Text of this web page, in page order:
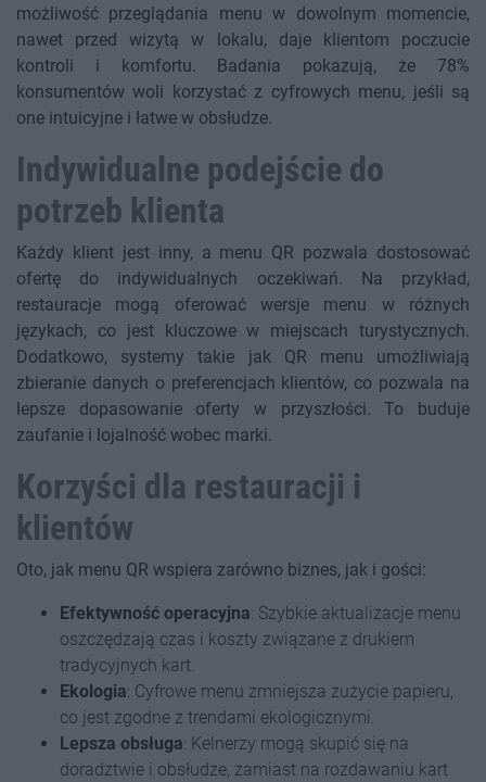
możliwość przeglądania menu w dowolnym momencie,
nawet przed wizytą w lokalu, daje klientom poczucie
kontroli i komfortu. Badania pokazują, że 78%
konsumentów woli korzystać z cyfrowych menu, jeśli są
one intuicyjne i łatwe w obsłudze.
Indywidualne podejście do
potrzeb klienta
Każdy klient jest inny, a menu QR pozwala dostosować
ofertę do indywidualnych oczekiwań. Na przykład,
restauracje mogą oferować wersje menu w różnych
językach, co jest kluczowe w miejscach turystycznych.
Dodatkowo, systemy takie jak QR menu umożliwiają
zbieranie danych o preferencjach klientów, co pozwala na
lepsze dopasowanie oferty w przyszłości. To buduje
zaufanie i lojalność wobec marki.
Korzyści dla restauracji i
klientów
Oto, jak menu QR wspiera zarówno biznes, jak i gości:
Efektywność operacyjna: Szybkie aktualizacje menu
oszczędzają czas i koszty związane z drukiem
tradycyjnych kart.
Ekologia: Cyfrowe menu zmniejsza zużycie papieru,
co jest zgodne z trendami ekologicznymi.
Lepsza obsługa: Kelnerzy mogą skupić się na
doradztwie i obsłudze, zamiast na rozdawaniu kart